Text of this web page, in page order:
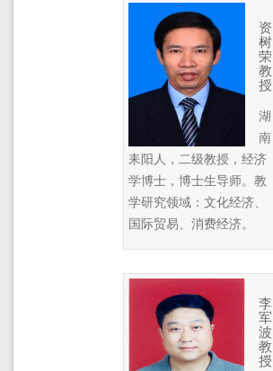
资
树
荣
教
授
湖
南
耒阳人，二级教授，经济
学博士，博士生导师。教
学研究领域：文化经济、
国际贸易、消费经济。
李
军
波
教
授